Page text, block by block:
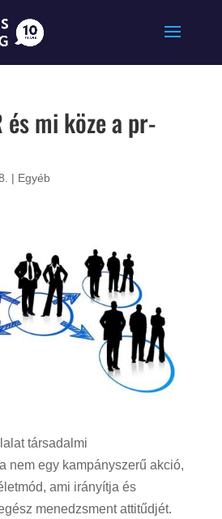
és mi köze a pr-
| Egyéb
társadalmi
nem egy kampányszerű akció,
ami irányítja és
menedzsment attitűdjét.